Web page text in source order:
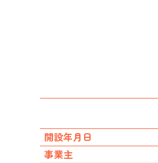
開設年月日
事業主